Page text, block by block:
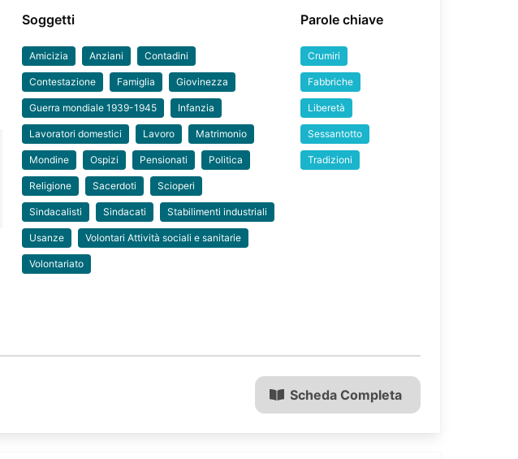
Soggetti
Amicizia Anziani Contadini
Contestazione Famiglia Giovinezza
Guerra mondiale 1939-1945 Infanzia
Lavoratori domestici Lavoro Matrimonio
Mondine Ospizi Pensionati Politica
Religione Sacerdoti Scioperi
Sindacalisti Sindacati Stabilimenti industriali
Usanze Volontari Attività sociali e sanitarie
Volontariato
Parole chiave
Crumiri
Fabbriche
Liberetà
Sessantotto
Tradizioni
Scheda Completa